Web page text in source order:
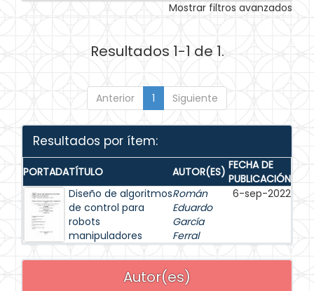
Mostrar filtros avanzados
Resultados 1-1 de 1.
Anterior 1 Siguiente
Resultados por ítem:
PORTADATÍTULO AUTOR(ES) FECHA DE
PUBLICACIÓN
Diseño de algoritmos
de control para
robots
manipuladores
Román
Eduardo
García
Ferral
6-sep-2022
Autor(es)